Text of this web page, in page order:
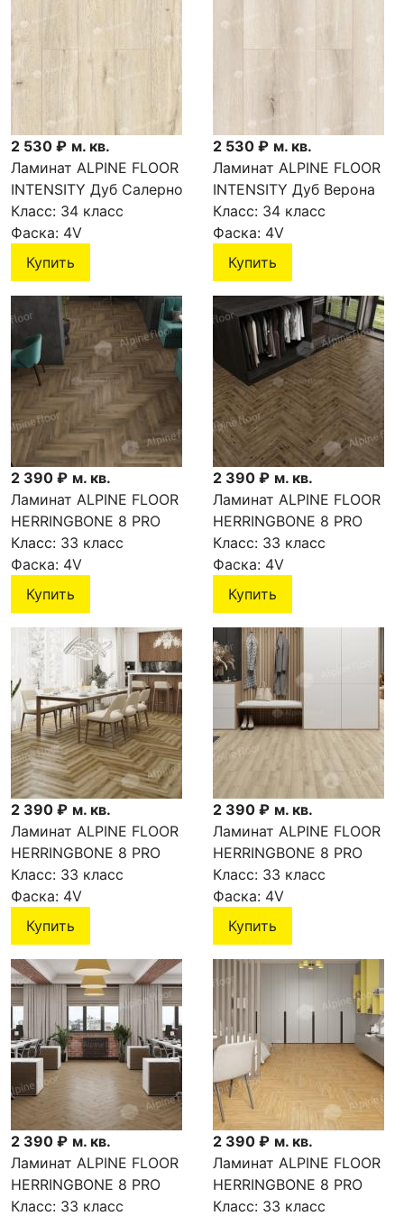
2 530 ₽ м. кв.
Ламинат ALPINE FLOOR
INTENSITY Дуб Салерно
LF101-02
Класс: 34 класс
Фаска: 4V
Купить
2 530 ₽ м. кв.
Ламинат ALPINE FLOOR
INTENSITY Дуб Верона
LF101-01
Класс: 34 класс
Фаска: 4V
Купить
2 390 ₽ м. кв.
Ламинат ALPINE FLOOR
HERRINGBONE 8 PRO
Дуб Анжу LF102-11
Класс: 33 класс
Фаска: 4V
Купить
2 390 ₽ м. кв.
Ламинат ALPINE FLOOR
HERRINGBONE 8 PRO
Дуб Бордо LF102-10
Класс: 33 класс
Фаска: 4V
Купить
2 390 ₽ м. кв.
Ламинат ALPINE FLOOR
HERRINGBONE 8 PRO
Дуб Марсель LF102-9
Класс: 33 класс
Фаска: 4V
Купить
2 390 ₽ м. кв.
Ламинат ALPINE FLOOR
HERRINGBONE 8 PRO
Дуб Орлеан LF102-8
Класс: 33 класс
Фаска: 4V
Купить
2 390 ₽ м. кв.
Ламинат ALPINE FLOOR
HERRINGBONE 8 PRO
Дуб Прованс LF102-7
Класс: 33 класс
2 390 ₽ м. кв.
Ламинат ALPINE FLOOR
HERRINGBONE 8 PRO
Дуб Тулуза LF102-4
Класс: 33 класс